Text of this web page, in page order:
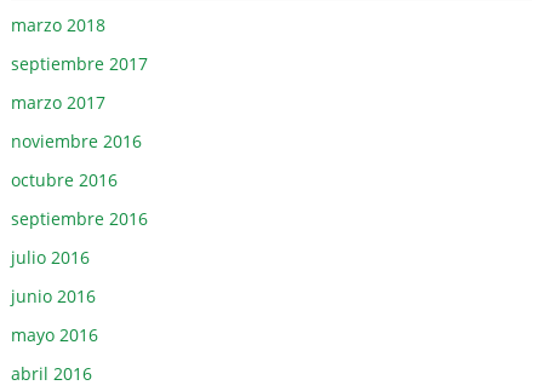
marzo 2018
septiembre 2017
marzo 2017
noviembre 2016
octubre 2016
septiembre 2016
julio 2016
junio 2016
mayo 2016
abril 2016